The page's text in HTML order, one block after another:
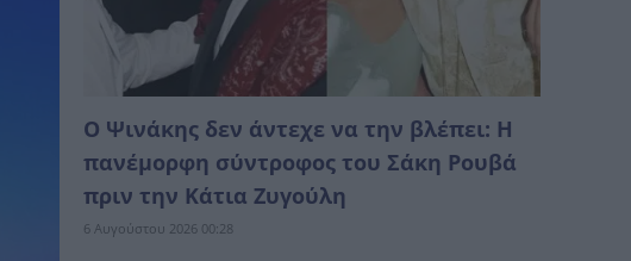
Ο Ψινάκης δεν άντεχε να την βλέπει: Η
πανέμορφη σύντροφος του Σάκη Ρουβά
πριν την Κάτια Ζυγούλη
6 Αυγούστου 2026 00:28